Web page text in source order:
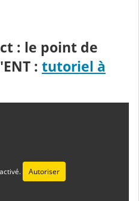
: le point de
: tutoriel à
Autoriser